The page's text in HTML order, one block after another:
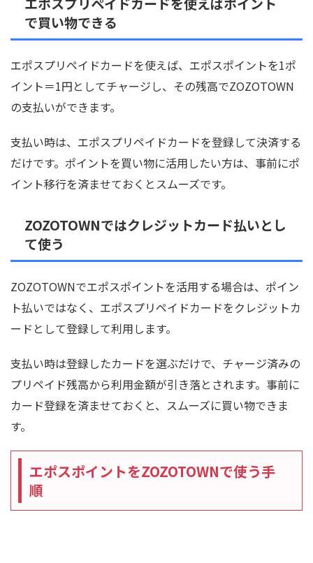
で買い物できる
エポスプリペイドカードを使えば、エポスポイントを1ポ
イント＝1円としてチャージし、その残高でZOZOTOWN
の支払いができます。
支払い時は、エポスプリペイドカードを登録して決済する
だけです。ポイントを買い物に活用したい方は、事前にポ
イント移行を済ませておくとスムーズです。
ZOZOTOWNではクレジットカード払いとし
て使う
ZOZOTOWNでエポスポイントを活用する場合は、ポイン
ト払いではなく、エポスプリペイドカードをクレジットカ
ードとして登録して利用します。
支払い時は登録したカードを選ぶだけで、チャージ済みの
プリペイド残高から利用金額が引き落とされます。事前に
カード登録を済ませておくと、スムーズに買い物できま
す。
エポスポイントをZOZOTOWNで使う手
順